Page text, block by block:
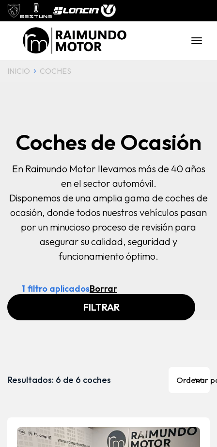
INICIO COCHES
Coches de Ocasión
En Raimundo Motor llevamos más de 40 años
en el sector automóvil.
Disponemos de una amplia gama de coches de
ocasión, donde todos nuestros vehículos pasan
por un minucioso proceso de revisión para
asegurar su calidad, seguridad y
funcionamiento óptimo.
1 filtro aplicadosBorrar
FILTRAR
Resultados: 6 de 6 coches Ordenar